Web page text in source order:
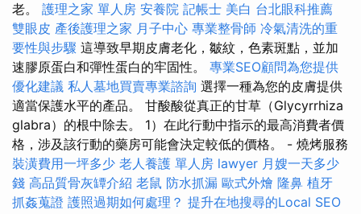
老。 護理之家 單人房 安養院 記帳士 美白 台北眼科推薦
雙眼皮 產後護理之家 月子中心 專業整骨師 冷氣清洗的重
要性與步驟 這導致早期皮膚老化，皺紋，色素斑點，並加
速膠原蛋白和彈性蛋白的牢固性。 專業SEO顧問為您提供
優化建議 私人墓地買賣專業諮詢 選擇一種為您的皮膚提供
適當保護水平的產品。 甘酸酸從真正的甘草（Glycyrrhiza
glabra）的根中除去。 1）在此行動中指示的最高消費者價
格，涉及該行動的藥房可能會決定較低的價格。 - 燒烤服務
裝潢費用一坪多少 老人養護 單人房 lawyer 月嫂一天多少
錢 高品質骨灰罈介紹 老鼠 防水抓漏 歐式外燴 隆鼻 植牙
抓姦蒐證 護照過期如何處理？ 提升在地搜尋的Local SEO